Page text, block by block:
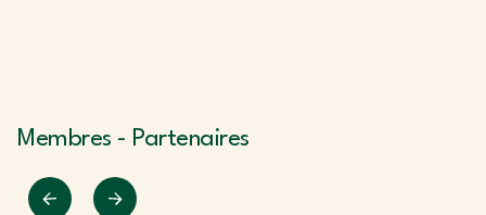
Membres - Partenaires